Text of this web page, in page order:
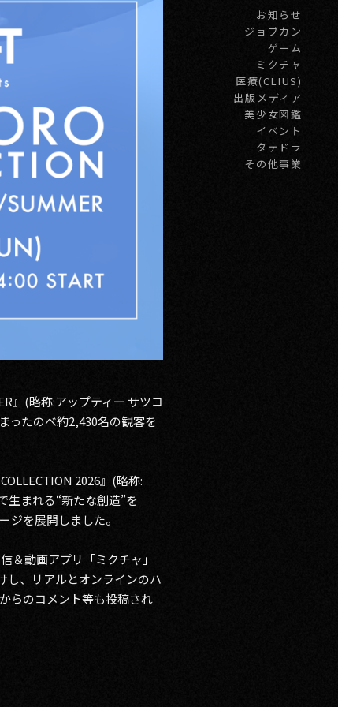
お知らせ
ジョブカン
ゲーム
ミクチャ
医療(CLIUS)
出版メディア
美少女図鑑
イベント
タテドラ
その他事業
』(略称:アップティー サツコ
ったのべ約2,430名の観客を
2026』(略称:
生まれる“新たな創造”を
ジを展開しました。
＆動画アプリ「ミクチャ」
、リアルとオンラインのハ
らのコメント等も投稿され